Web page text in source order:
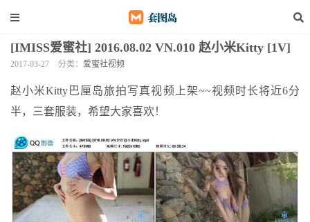
[IMISS爱蜜社] 2016.08.02 VN.010 赵小米Kitty [1V]
2017-03-27 分类： 爱蜜社视频
赵小米Kitty巴厘岛旅拍写真视频上架~~视频时长将近6分
半，三套服装，希望大家喜欢！